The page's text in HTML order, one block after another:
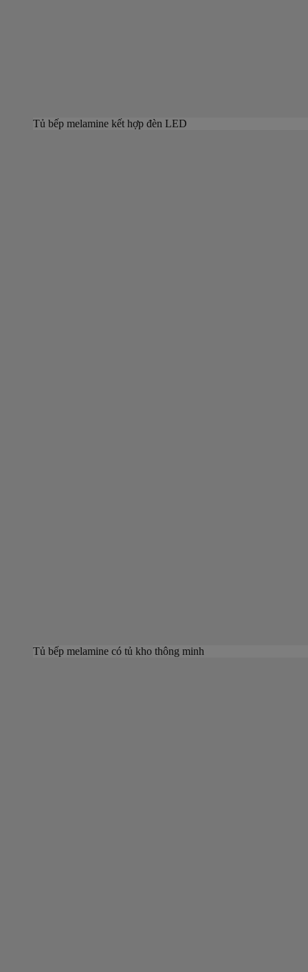
Tủ bếp melamine kết hợp đèn LED
Tủ bếp melamine có tủ kho thông minh